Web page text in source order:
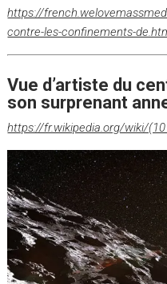
https://
contre-les-confinements-
Vue d’artiste du
son surprenant
https://fr.wikipedia.org/wiki/